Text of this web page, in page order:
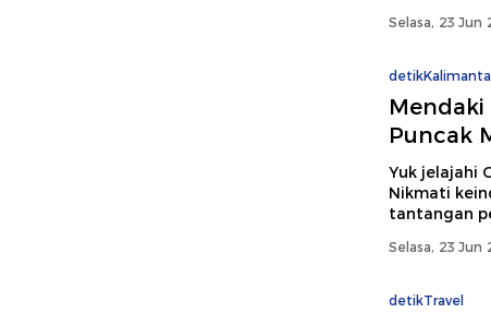
Selasa, 23 Jun
Mendaki
Puncak
Yuk jelajahi
Nikmati
tantangan
Selasa, 23 Jun
detikTravel